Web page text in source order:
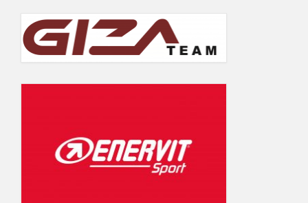
Wyniki Warsaw Track Cup 2014
Wyniki Warsaw Track Cup 2013
KONTAKT